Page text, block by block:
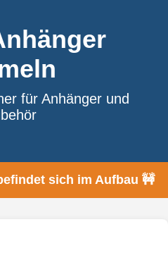
für Anhänger und
sich im Aufbau 🚧